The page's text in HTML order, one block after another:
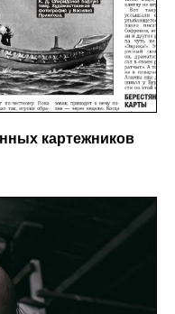
картежников